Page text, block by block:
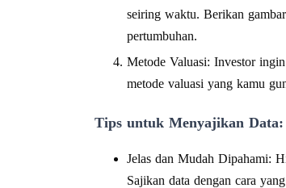
seiring waktu. Berikan
pertumbuhan.
Metode Valuasi: Investor
metode valuasi yang kamu
Tips untuk Menyajikan Data:
Jelas dan Mudah Dipahami:
Sajikan data dengan cara